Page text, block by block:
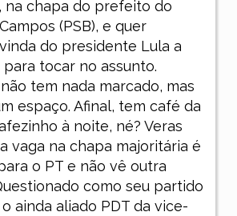
na chapa do prefeito do
(PSB), e quer
do presidente Lula a
tocar no assunto.
tem nada marcado, mas
espaço. Afinal, tem café da
à noite, né? Veras
vaga na chapa majoritária é
o PT e não vê outra
como seu partido
ainda aliado PDT da vice-